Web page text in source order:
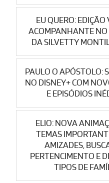
EU QUERO: EDIÇÃO
ACOMPANHANTE
DA SILVETTY
PAULO O APÓSTOLO:
NO DISNEY+ COM
E EPISÓDIOS
ELIO: NOVA
TEMAS
AMIZADES,
PERTENCIMENTO E
TIPOS DE